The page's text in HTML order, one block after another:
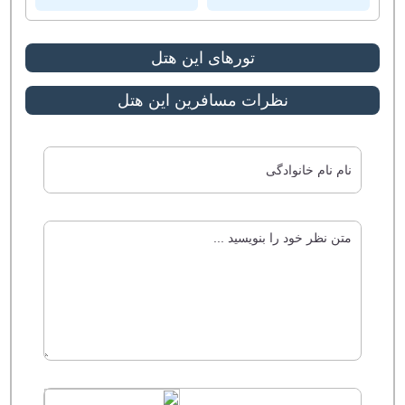
تورهای این هتل
نظرات مسافرین این هتل